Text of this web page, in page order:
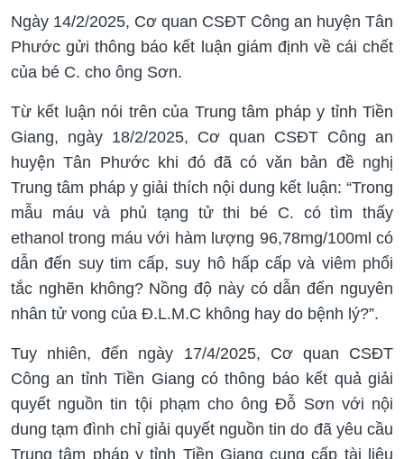
Ngày 14/2/2025, Cơ quan CSĐT Công an huyện Tân
Phước gửi thông báo kết luận giám định về cái chết
của bé C. cho ông Sơn.
Từ kết luận nói trên của Trung tâm pháp y tỉnh Tiền
Giang, ngày 18/2/2025, Cơ quan CSĐT Công an
huyện Tân Phước khi đó đã có văn bản đề nghị
Trung tâm pháp y giải thích nội dung kết luận: “Trong
mẫu máu và phủ tạng tử thi bé C. có tìm thấy
ethanol trong máu với hàm lượng 96,78mg/100ml có
dẫn đến suy tim cấp, suy hô hấp cấp và viêm phổi
tắc nghẽn không? Nồng độ này có dẫn đến nguyên
nhân tử vong của Đ.L.M.C không hay do bệnh lý?”.
Tuy nhiên, đến ngày 17/4/2025, Cơ quan CSĐT
Công an tỉnh Tiền Giang có thông báo kết quả giải
quyết nguồn tin tội phạm cho ông Đỗ Sơn với nội
dung tạm đình chỉ giải quyết nguồn tin do đã yêu cầu
Trung tâm pháp y tỉnh Tiền Giang cung cấp tài liệu